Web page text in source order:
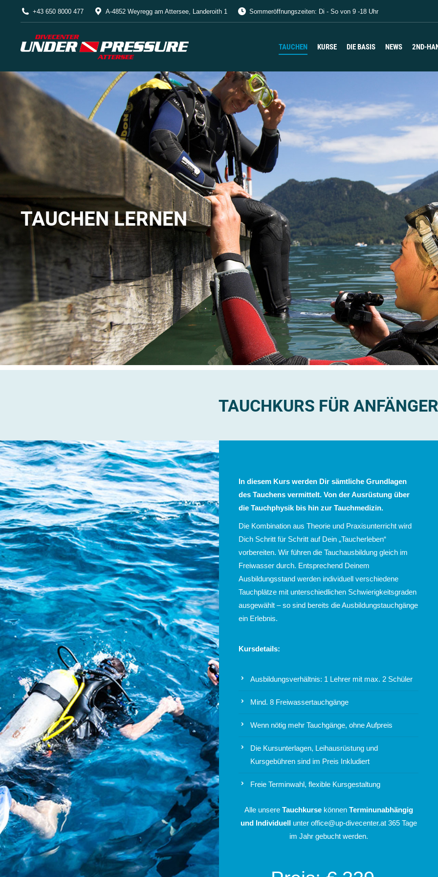
+43 650 8000 477 A-4852 Weyregg am Attersee, Landeroith 1 Sommeröffnungszeiten: Di - So von 9 -18 Uhr
TAUCHEN KURSE DIE BASIS NEWS 2ND-
TAUCHEN LERNEN
Sie befinden sich hier:
TAUCHKURS FÜR ANFÄNGER
In diesem Kurs werden Dir sämtliche Grundlagen
des Tauchens vermittelt. Von der Ausrüstung über
die Tauchphysik bis hin zur Tauchmedizin.
Die Kombination aus Theorie und Praxisunterricht wird
Dich Schritt für Schritt auf Dein „Taucherleben“
vorbereiten. Wir führen die Tauchausbildung gleich im
Freiwasser durch. Entsprechend Deinem
Ausbildungsstand werden individuell verschiedene
Tauchplätze mit unterschiedlichen Schwierigkeitsgraden
ausgewählt – so sind bereits die Ausbildungstauchgänge
ein Erlebnis.
Kursdetails:
Ausbildungsverhältnis: 1 Lehrer mit max. 2 Schüler
Mind. 8 Freiwassertauchgänge
Wenn nötig mehr Tauchgänge, ohne Aufpreis
Die Kursunterlagen, Leihausrüstung und
Kursgebühren sind im Preis Inkludiert
Freie Terminwahl, flexible Kursgestaltung
Alle unsere Tauchkursekönnen Terminunabhängig
und Individuellunter office@up-divecenter.at365 Tage
im Jahr gebucht werden.
TAUCHEN KURSE DIE BASIS